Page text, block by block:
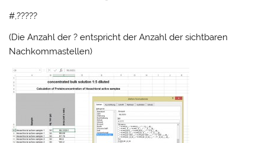
#,?????
(Die Anzahl der ? entspricht der Anzahl der sichtbaren
Nachkommastellen)